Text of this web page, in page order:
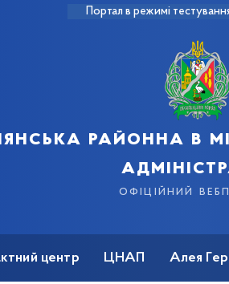
Портал в режимі
районна в
офіційний
центр ЦНАП Алея